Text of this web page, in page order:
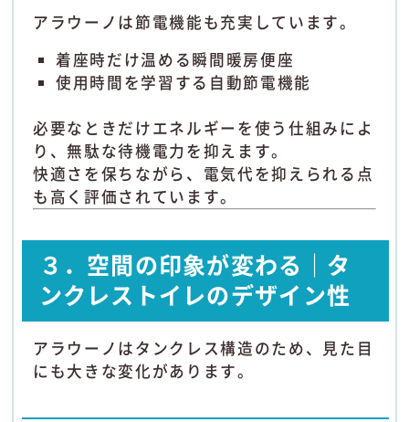
アラウーノは節電機能も充実しています。
着座時だけ温める瞬間暖房便座
使用時間を学習する自動節電機能
必要なときだけエネルギーを使う仕組みによ
り、無駄な待機電力を抑えます。
快適さを保ちながら、電気代を抑えられる点
も高く評価されています。
３．空間の印象が変わる｜タ
ンクレストイレのデザイン性
アラウーノはタンクレス構造のため、見た目
にも大きな変化があります。